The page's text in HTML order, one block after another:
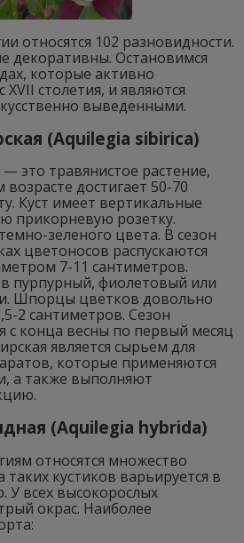
относятся 102 разновидности.
декоративны. Остановимся
которые активно
столетия, и являются
выведенными.
(Aquilegia sibirica)
— это травянистое растение,
достигает 50-70
Куст имеет вертикальные
прикорневую розетку.
зеленого цвета. В сезон
цветоносов распускаются
7-11 сантиметров.
пурпурный, фиолетовый или
Шпорцы цветков довольно
2 сантиметров. Сезон
с конца весны по первый месяц
является сырьем для
которые применяются
а также выполняют
(Aquilegia hybrida)
относятся множество
кустиков варьируется в
У всех высокорослых
окрас. Наиболее